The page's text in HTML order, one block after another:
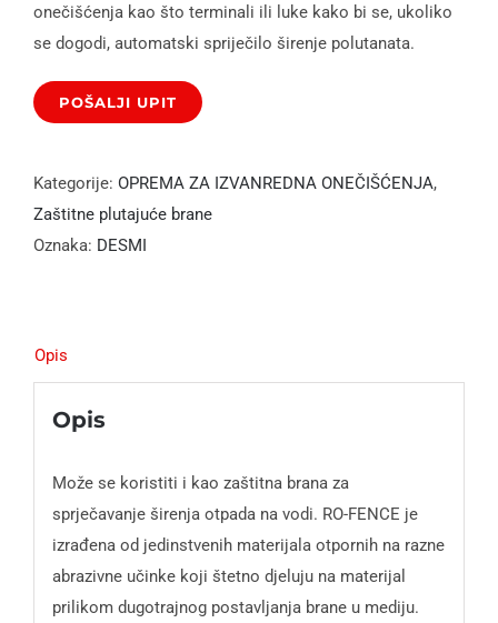
onečišćenja kao što terminali ili luke kako bi se, ukoliko
se dogodi, automatski spriječilo širenje polutanata.
Kategorije: OPREMA ZA IZVANREDNA ONEČIŠĆENJA,
Zaštitne plutajuće brane
Oznaka: DESMI
Opis
Opis
Može se koristiti i kao zaštitna brana za
sprječavanje širenja otpada na vodi. RO-FENCE je
izrađena od jedinstvenih materijala otpornih na razne
abrazivne učinke koji štetno djeluju na materijal
prilikom dugotrajnog postavljanja brane u mediju.